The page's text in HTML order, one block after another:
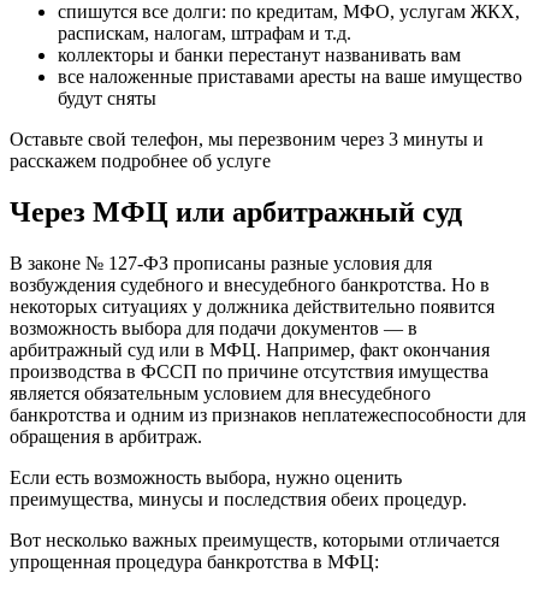
спишутся вcе долги: по кредитам, МФО, услугам ЖКХ,
распискам, налогам, штрафам и т.д.
коллекторы и банки перестанут названивать вам
все наложенные приставами аресты на ваше имущество
будут сняты
Оставьте свой телефон, мы перезвоним через 3 минуты и
расскажем подробнее об услуге
Через МФЦ или арбитражный суд
В законе № 127-ФЗ прописаны разные условия для
возбуждения судебного и внесудебного банкротства. Но в
некоторых ситуациях у должника действительно появится
возможность выбора для подачи документов — в
арбитражный суд или в МФЦ. Например, факт окончания
производства в ФССП по причине отсутствия имущества
является обязательным условием для внесудебного
банкротства и одним из признаков неплатежеспособности для
обращения в арбитраж.
Если есть возможность выбора, нужно оценить
преимущества, минусы и последствия обеих процедур.
Вот несколько важных преимуществ, которыми отличается
упрощенная процедура банкротства в МФЦ: